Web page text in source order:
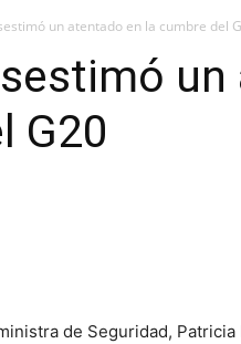
un atentado en la cumbre del
G20
de Seguridad,